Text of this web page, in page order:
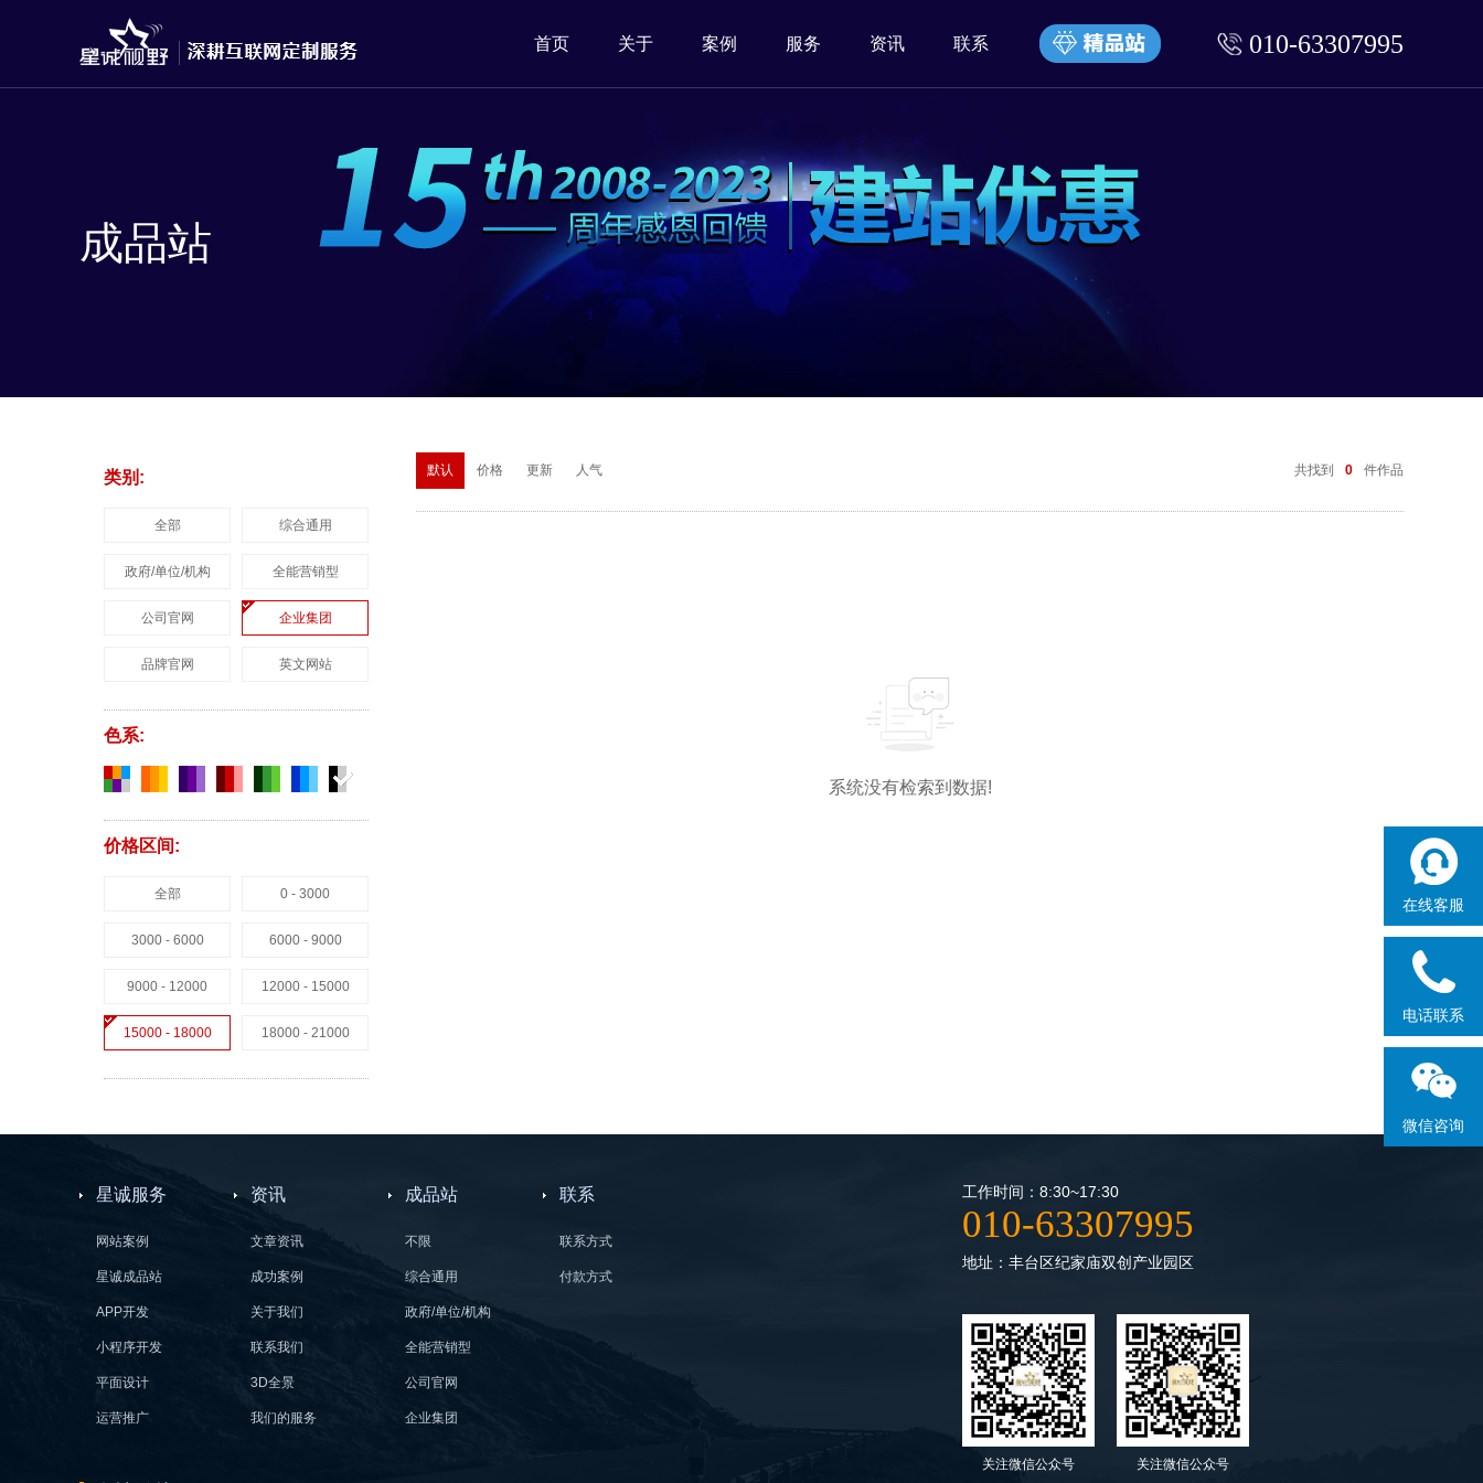
010-63307995
首页 关于 案例 服务 资讯 联系
在线客服
电话联系
微信咨询
成品站
类别:
全部 综合通用
政府/单位/机构 全能营销型
公司官网 企业集团
品牌官网 英文网站
色系:
价格区间:
全部 0 - 3000
3000 - 6000 6000 - 9000
9000 - 12000 12000 - 15000
15000 - 18000 18000 - 21000
默认 价格 更新 人气 共找到 0 件作品
系统没有检索到数据!
星诚服务
网站案例
星诚成品站
APP开发
小程序开发
平面设计
运营推广
资讯
文章资讯
成功案例
关于我们
联系我们
3D全景
我们的服务
成品站
不限
综合通用
政府/单位/机构
全能营销型
公司官网
企业集团
联系
联系方式
付款方式
工作时间：8:30~17:30
010-63307995
地址：丰台区纪家庙双创产业园区
关注微信公众号 关注微信公众号